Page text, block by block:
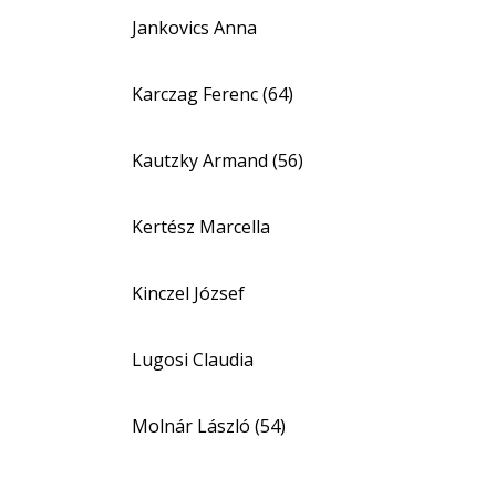
Jankovics Anna
Karczag Ferenc (64)
Kautzky Armand (56)
Kertész Marcella
Kinczel József
Lugosi Claudia
Molnár László (54)